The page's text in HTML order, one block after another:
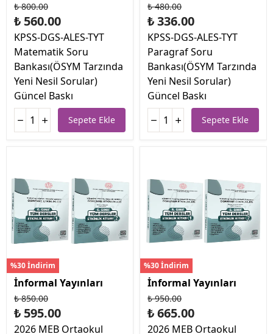
₺ 800.00
₺ 560.00
KPSS-DGS-ALES-TYT
Matematik Soru
Bankası(ÖSYM Tarzında
Yeni Nesil Sorular)
Güncel Baskı
Sepete Ekle
₺ 480.00
₺ 336.00
KPSS-DGS-ALES-TYT
Paragraf Soru
Bankası(ÖSYM Tarzında
Yeni Nesil Sorular)
Güncel Baskı
Sepete Ekle
%30 İndirim
İnformal Yayınları
₺ 850.00
₺ 595.00
2026 MEB Ortaokul
%30 İndirim
İnformal Yayınları
₺ 950.00
₺ 665.00
2026 MEB Ortaokul